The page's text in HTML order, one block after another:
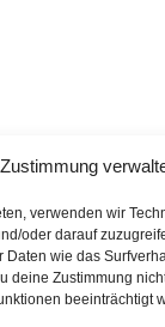
verwenden wir
oder darauf
Daten wie das
deine Zustimmung
beeinträchtigt